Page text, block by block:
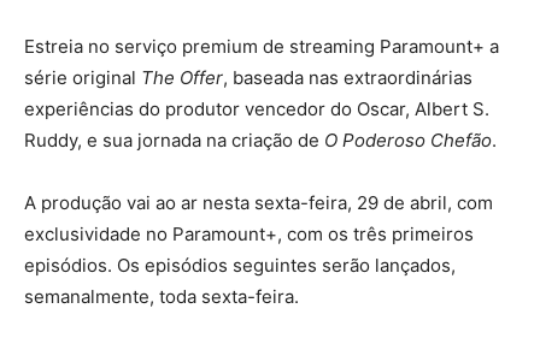
Estreia no serviço premium de streaming Paramount+ a
série original The Offer, baseada nas extraordinárias
experiências do produtor vencedor do Oscar, Albert S.
Ruddy, e sua jornada na criação de O Poderoso Chefão.
A produção vai ao ar nesta sexta-feira, 29 de abril, com
exclusividade no Paramount+, com os três primeiros
episódios. Os episódios seguintes serão lançados,
semanalmente, toda sexta-feira.